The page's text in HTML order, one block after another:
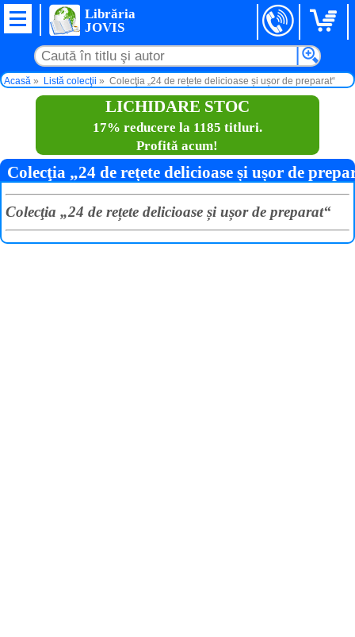
Librăria
JOVIS
Acasă Listă colecţii Colecţia „24 de rețete delicioase și ușor de preparat“
LICHIDARE STOC
17% reducere la 1185 titluri.
Profită acum!
Colecţia „24 de rețete delicioase și ușor de
Colecţia „24 de rețete delicioase și ușor de preparat“